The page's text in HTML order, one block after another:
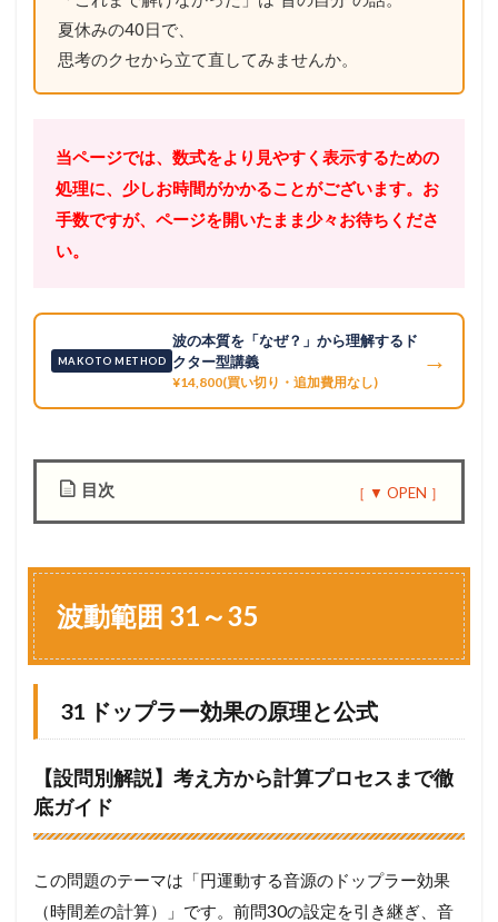
夏休みの40日で、
思考のクセから立て直してみませんか。
当ページでは、数式をより見やすく表示するための
処理に、少しお時間がかかることがございます。お
手数ですが、ページを開いたまま少々お待ちくださ
い。
MAKOTO METHOD
波の本質を「なぜ？」から理解するド
クター型講義
¥14,800(買い切り・追加費用なし)
→
目次
範
囲
1
3
ラ
ー
波動範囲 31～35
31 ドップラー効果の原理と公式
【設問別解説】考え方から計算プロセスまで徹
底ガイド
この問題のテーマは「円運動する音源のドップラー効果
（時間差の計算）」です。前問30の設定を引き継ぎ、音